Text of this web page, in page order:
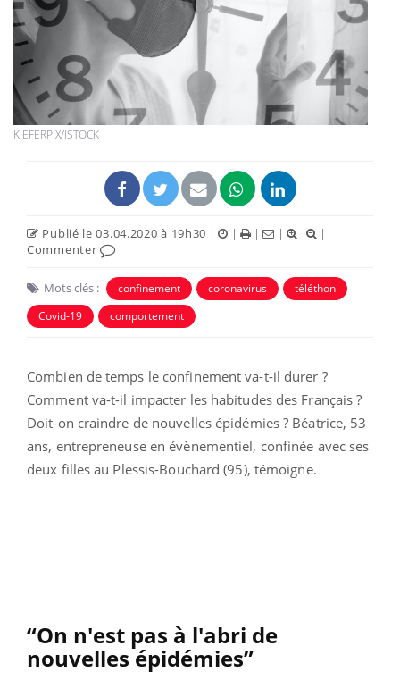
KIEFERPIX/ISTOCK
Publié le 03.04.2020 à 19h30 | | | |
|
Commenter
Mots clés : confinement coronavirus
téléthon
Covid-19
comportement
Combien de temps le confinement va-t-il durer ?
Comment va-t-il impacter les habitudes des Français ?
Doit-on craindre de nouvelles épidémies ? Béatrice, 53
ans, entrepreneuse en évènementiel, confinée avec ses
deux filles au Plessis-Bouchard (95), témoigne.
“On n'est pas à l'abri de
nouvelles épidémies”